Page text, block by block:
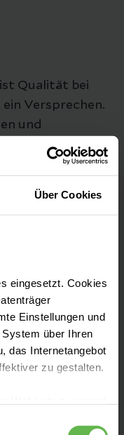
Über Cookies
eingesetzt. Cookies
Einstellungen und
über Ihren
das Internetangebot
zu gestalten.
Qualität bei
Versprechen.
und
damit sie
werden.